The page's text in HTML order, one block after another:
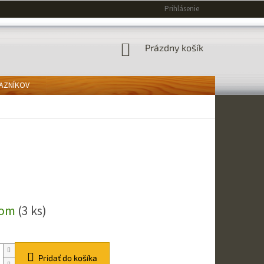
Prihlásenie
NÁKUPNÝ
Prázdny košík
(3 ks)
Pridať do košíka